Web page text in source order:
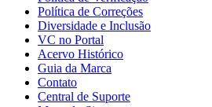
Política de Correções
Diversidade e Inclusão
VC no Portal
Acervo Histórico
Guia da Marca
Contato
Central de Suporte